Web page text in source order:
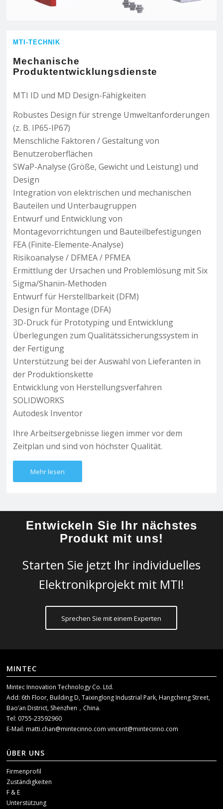
MTI-TECHNIK
Mechanische
Produktentwicklungsdienste
MTI ID und MD Design-Fähigkeiten
Robustes Design für strenge Umweltanforderungen
(z. B. IP65-IP67)
Menschliche Faktoren / Gestaltung von
Benutzeroberflächen
SWaP-Analyse (Größe, Gewicht und Leistung) und
Design
Integration von elektrischen und mechanischen
Bauteilen und Unterbaugruppen
Entwurf und Entwicklung von
Montagevorrichtungen und Bauteilbefestigungen
FEA (Finite-Elemente-Analyse)
Risikoanalyse / DFMEA / PFMEA
Ermittlung der Ursachen und Problemlösung mit Six
Sigma/Shanin-Methoden
Entwurf für Herstellbarkeit (DFM)
Design für Montage (DFA)
3D-Druck für Prototyping und Entwicklung
Überlegungen zum Qualitätssicherungssystem in
der Fertigung
Unterstützung bei der Auswahl von Lieferanten in
der Produktionskette
Entwicklung von Herstellungsverfahren
SOLIDWORKS
Autodesk Inventor
Ihre Arbeitsergebnisse liegen immer vor dem
Zeitplan und sind von höchster Qualität.
Mehr lesen
Entwickeln Sie Ihr nächstes
Produkt mit uns!
Starten Sie jetzt Ihr individuelles
Elektronikprojekt mit MTI!
Sprechen Sie mit einem Experten
MINTEC
Mintec Innovation Technology Co. Ltd.
Add: 6th Floor, Building D, Taixinglong Industrial Park, Hangcheng Street,
Bao’an District, Shenzhen，China.
Tel: 0755-23592960
E-Mail:matti.chan@mintecinno.comvincent@mintecinno.com
ÜBER UNS
Firmenprofil
Zuständigkeiten
F & E
Unterstützung